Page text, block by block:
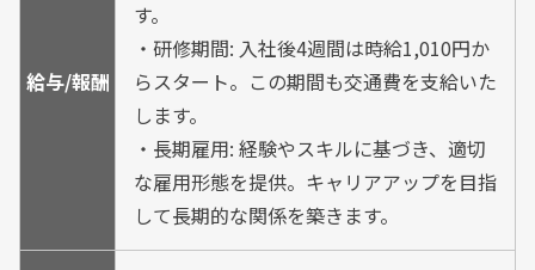
給与/報酬
す。
・研修期間: 入社後4週間は時給1,010円か
らスタート。この期間も交通費を支給いた
します。
・長期雇用: 経験やスキルに基づき、適切
な雇用形態を提供。キャリアアップを目指
して長期的な関係を築きます。